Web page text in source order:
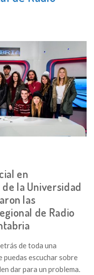
en
la Universidad
las
de Radio
de toda una
escuchar sobre
dar para un problema.